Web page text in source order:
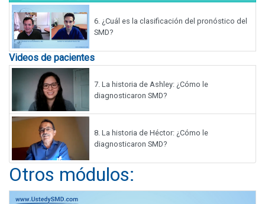
6.¿Cuál es la clasificación del pronóstico del
SMD?
Videos de pacientes
7. La historia de Ashley: ¿Cómo le
diagnosticaron SMD?
8. La historia de Héctor: ¿Cómo le
diagnosticaron SMD?
Otros módulos: